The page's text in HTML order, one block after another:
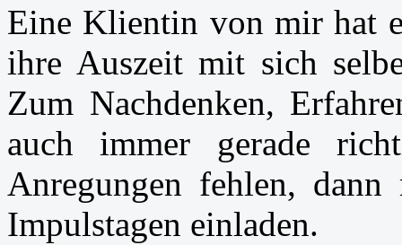
Eine Klientin von mir hat
ihre Auszeit mit sich
Zum Nachdenken,
auch immer gerade
Anregungen fehlen,
Impulstagen einladen.